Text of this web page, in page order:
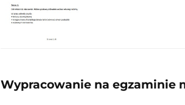
Wypracowanie na egzaminie